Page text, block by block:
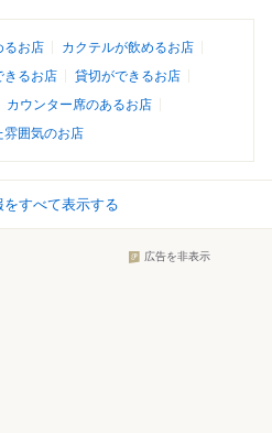
るお店
カクテルが飲めるお店
きるお店
貸切ができるお店
カウンター席のあるお店
雰囲気のお店
をすべて表示する
広告を非表示